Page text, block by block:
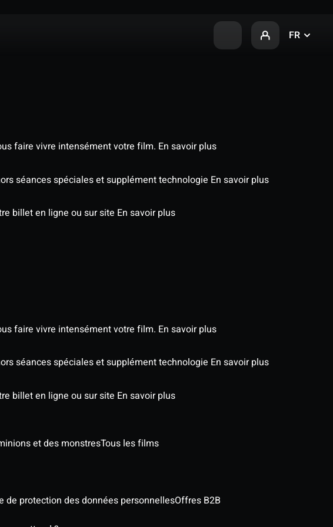
FR
faire vivre intensément votre film. En savoir plus
séances spéciales et supplément technologie En savoir plus
billet en ligne ou sur site En savoir plus
faire vivre intensément votre film. En savoir plus
séances spéciales et supplément technologie En savoir plus
billet en ligne ou sur site En savoir plus
et des monstresTous les films
de protection des données personnellesOffres B2B